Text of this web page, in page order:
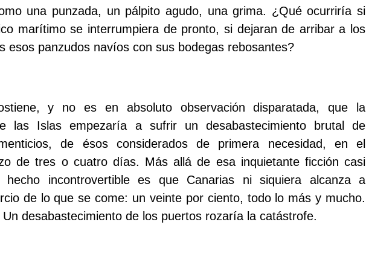
una punzada, un pálpito agudo, una grima. ¿Qué ocurriría si
marítimo se interrumpiera de pronto, si dejaran de arribar a los
esos panzudos navíos con sus bodegas rebosantes?
y no es en absoluto observación disparatada, que la
las Islas empezaría a sufrir un desabastecimiento brutal de
de ésos considerados de primera necesidad, en el
de tres o cuatro días. Más allá de esa inquietante ficción casi
hecho incontrovertible es que Canarias ni siquiera alcanza a
de lo que se come: un veinte por ciento, todo lo más y mucho.
desabastecimiento de los puertos rozaría la catástrofe.